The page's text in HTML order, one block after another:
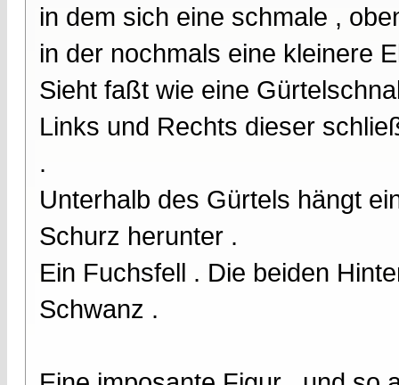
in dem sich eine schmale ,
in der nochmals eine kleinere
Sieht faßt wie eine
Links und Rechts dieser
.
Unterhalb des Gürtels hängt
Schurz herunter .
Ein Fuchsfell . Die beiden
Schwanz .